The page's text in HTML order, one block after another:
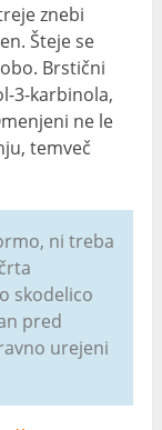
znebi
Šteje se
Brstični
3-karbinola,
ne le
temveč
ni treba
skodelico
pred
urejeni